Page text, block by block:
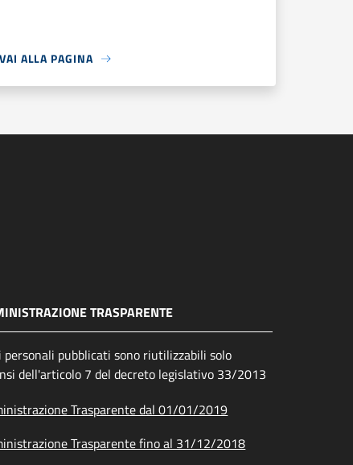
VAI ALLA PAGINA
TRASPARENTE
personali pubblicati sono riutilizzabili solo
dell'articolo 7 del decreto legislativo 33/2013
Trasparente dal 01/01/2019
Trasparente fino al 31/12/2018